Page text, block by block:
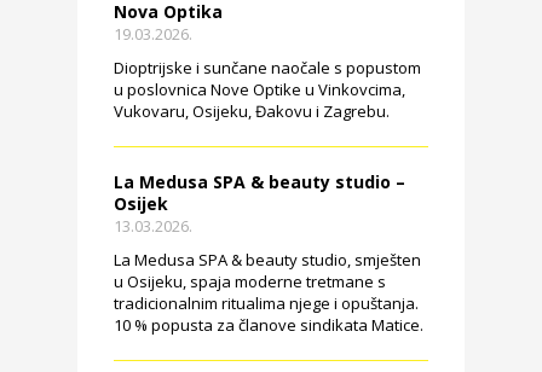
Nova Optika
19.03.2026.
Dioptrijske i sunčane naočale s popustom
u poslovnica Nove Optike u Vinkovcima,
Vukovaru, Osijeku, Đakovu i Zagrebu.
La Medusa SPA & beauty studio –
Osijek
13.03.2026.
La Medusa SPA & beauty studio, smješten
u Osijeku, spaja moderne tretmane s
tradicionalnim ritualima njege i opuštanja.
10 % popusta za članove sindikata Matice.